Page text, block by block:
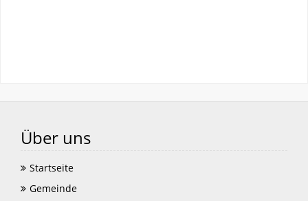
Über uns
Startseite
Gemeinde